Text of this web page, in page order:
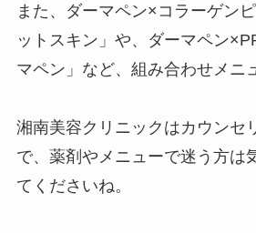
また、ダーマペン×コラーゲン
ットスキン」や、ダーマペン
マペン」など、組み合わせメニ
湘南美容クリニックはカウンセ
で、薬剤やメニューで迷う方は
てくださいね。